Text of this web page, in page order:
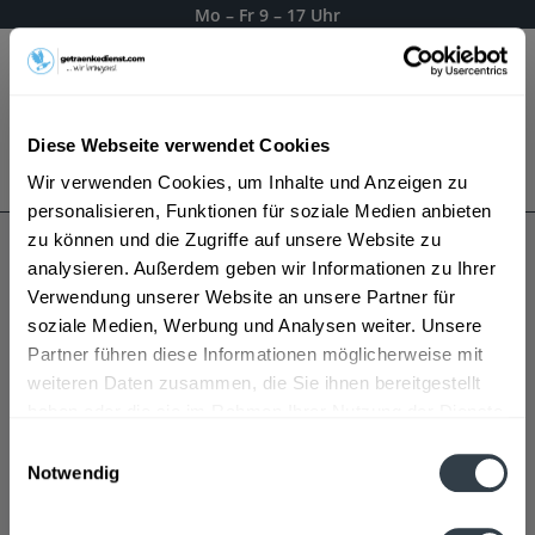
Diese Webseite verwendet Cookies
Wir verwenden Cookies, um Inhalte und Anzeigen zu
personalisieren, Funktionen für soziale Medien anbieten
zu können und die Zugriffe auf unsere Website zu
analysieren. Außerdem geben wir Informationen zu Ihrer
Verwendung unserer Website an unsere Partner für
soziale Medien, Werbung und Analysen weiter. Unsere
Partner führen diese Informationen möglicherweise mit
weiteren Daten zusammen, die Sie ihnen bereitgestellt
Notwendig
Mo – Fr 9 – 17 Uhr
Es gilt unsereDatenschutzerklärung
Blauer Bock